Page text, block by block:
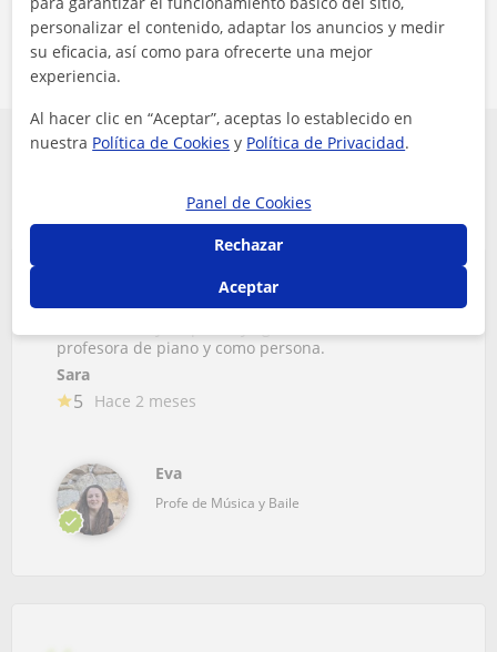
solicitudes
Conoce que opinan algunos de los alumnos
de Música y Baile en Lleida
Eva es muy buena profesional, da muy bien las
profesora de piano y como persona.
Sara
5 Hace 2 meses
Eva
Profe de Música y Baile
personalizar el contenido, adaptar los anuncios y medir
su eficacia, así como para ofrecerte una mejor
experiencia.
Al hacer clic en “Aceptar”, aceptas lo establecido en
nuestra Política de Cookies y Política de Privacidad.
Panel de Cookies
Rechazar
Aceptar